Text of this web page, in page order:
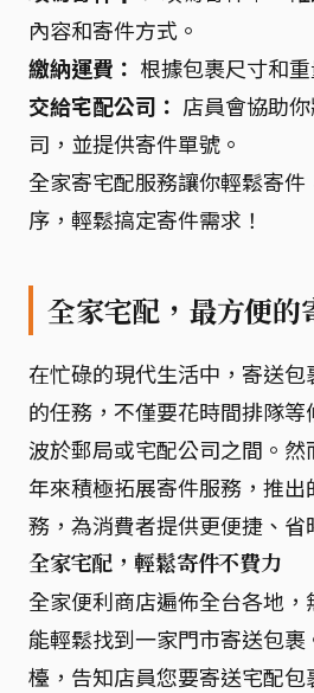
內容和寄件方式。
繳納運費： 根據包裹尺寸和
交給宅配公司： 店員會協助
司，並提供寄件單號。
全家寄宅配服務讓你輕鬆寄
序，輕鬆搞定寄件需求！
全家宅配，最方便的
在忙碌的現代生活中，寄送
的任務，不僅要花時間排隊
波於郵局或宅配公司之間。
年來積極拓展寄件服務，推
務，為消費者提供更便捷、省
全家宅配，輕鬆寄件不費力
全家便利商店遍佈全台各地
能輕鬆找到一家門市寄送包
檯，告知店員您要寄送宅配包